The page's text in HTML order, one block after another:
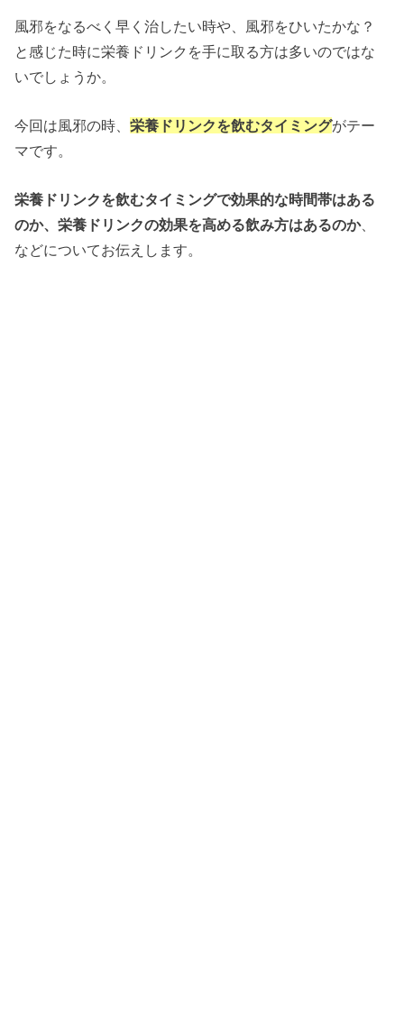
風邪をなるべく早く治したい時や、風邪をひいたかな？
と感じた時に栄養ドリンクを手に取る方は多いのではな
いでしょうか。
今回は風邪の時、栄養ドリンクを飲むタイミングがテー
マです。
栄養ドリンクを飲むタイミングで効果的な時間帯はある
のか、栄養ドリンクの効果を高める飲み方はあるのか、
などについてお伝えします。